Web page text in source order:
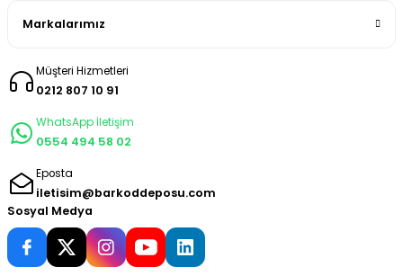
Markalarımız
Müşteri Hizmetleri
0212 807 10 91
WhatsApp İletişim
0554 494 58 02
Eposta
iletisim@barkoddeposu.com
Sosyal Medya